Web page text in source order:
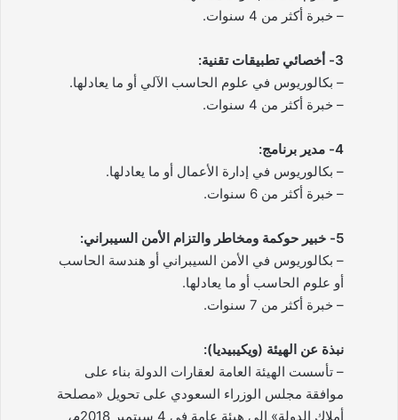
– خبرة أكثر من 4 سنوات.
3- أخصائي تطبيقات تقنية:
– بكالوريوس في علوم الحاسب الآلي أو ما يعادلها.
– خبرة أكثر من 4 سنوات.
4- مدير برنامج:
– بكالوريوس في إدارة الأعمال أو ما يعادلها.
– خبرة أكثر من 6 سنوات.
5- خبير حوكمة ومخاطر والتزام الأمن السيبراني:
– بكالوريوس في الأمن السيبراني أو هندسة الحاسب
أو علوم الحاسب أو ما يعادلها.
– خبرة أكثر من 7 سنوات.
نبذة عن الهيئة (ويكيبيديا):
– تأسست الهيئة العامة لعقارات الدولة بناء على
موافقة مجلس الوزراء السعودي على تحويل «مصلحة
أملاك الدولة» إلى هيئة عامة في 4 سبتمبر 2018م،